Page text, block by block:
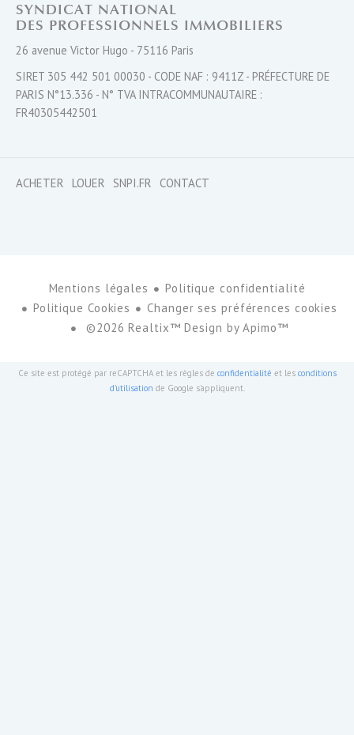
SYNDICAT NATIONAL
DES PROFESSIONNELS IMMOBILIERS
26 avenue Victor Hugo - 75116 Paris
SIRET 305 442 501 00030 - CODE NAF : 9411Z - PRÉFECTURE DE
PARIS N°13.336 - N° TVA INTRACOMMUNAUTAIRE :
FR40305442501
ACHETER LOUER SNPI.FR CONTACT
Mentions légales
Politique confidentialité
Politique Cookies
Changer ses préférences cookies
©2026 Realtix™ Design byApimo™
Ce site est protégé par reCAPTCHA et les règles de confidentialité et les conditions
d'utilisation de Google s'appliquent.